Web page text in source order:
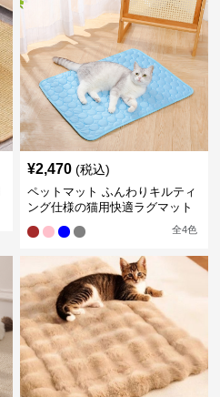
¥2,470 (税込)
ペットマット ふんわりキルティ
ング仕様の猫用快適ラグマット
全4色